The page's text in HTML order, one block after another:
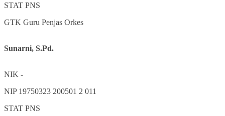
STAT PNS
GTK Guru Penjas Orkes
Sunarni, S.Pd.
NIK -
NIP 19750323 200501 2 011
STAT PNS